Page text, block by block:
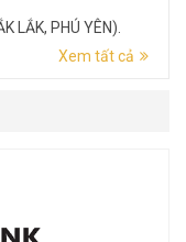
LẮK, PHÚ YÊN).
(LÂM ĐỒNG, ĐẮK
Xem tất cả